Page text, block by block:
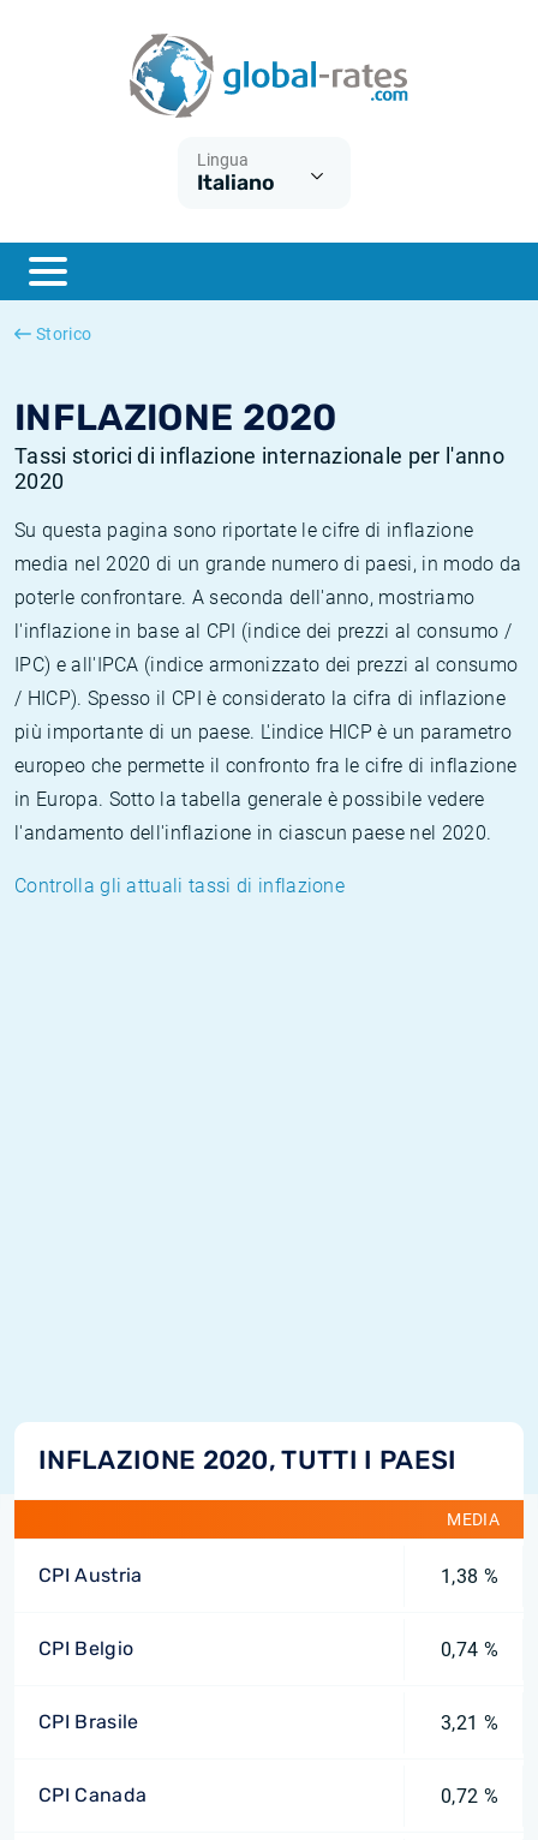
Lingua
Italiano
Storico
INFLAZIONE 2020
Tassi storici di inflazione internazionale per l'anno
2020
Su questa pagina sono riportate le cifre di inflazione
media nel 2020 di un grande numero di paesi, in modo da
poterle confrontare. A seconda dell'anno, mostriamo
l'inflazione in base al CPI (indice dei prezzi al consumo /
IPC) e all'IPCA (indice armonizzato dei prezzi al consumo
/ HICP). Spesso il CPI è considerato la cifra di inflazione
più importante di un paese. L'indice HICP è un parametro
europeo che permette il confronto fra le cifre di inflazione
in Europa. Sotto la tabella generale è possibile vedere
l'andamento dell'inflazione in ciascun paese nel 2020.
Controlla gli attuali tassi di inflazione
INFLAZIONE 2020, TUTTI I PAESI
MEDIA
CPI Austria 1,38 %
CPI Belgio 0,74 %
CPI Brasile 3,21 %
CPI Canada 0,72 %
ESTER
SONIA
Cos'è l'inflazione CPI?
Cos'è l'inflazione HICP?
Inflazione Italia
Inflazione Stati Uniti
Tassi storici Euribor
Tassi storici di SONIA
Tassi storici di TONAR
Calcolatore dell’inflazione